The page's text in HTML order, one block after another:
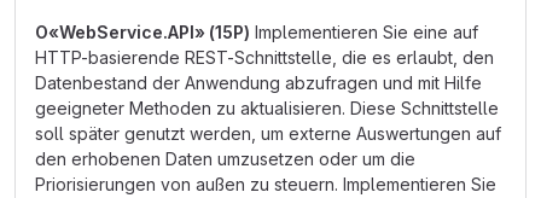
O«WebService.API» (15P) Implementieren Sie eine auf
HTTP-basierende REST-Schnittstelle, die es erlaubt, den
Datenbestand der Anwendung abzufragen und mit Hilfe
geeigneter Methoden zu aktualisieren. Diese Schnittstelle
soll später genutzt werden, um externe Auswertungen auf
den erhobenen Daten umzusetzen oder um die
Priorisierungen von außen zu steuern. Implementieren Sie